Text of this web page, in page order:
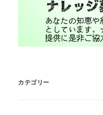
カテゴリー